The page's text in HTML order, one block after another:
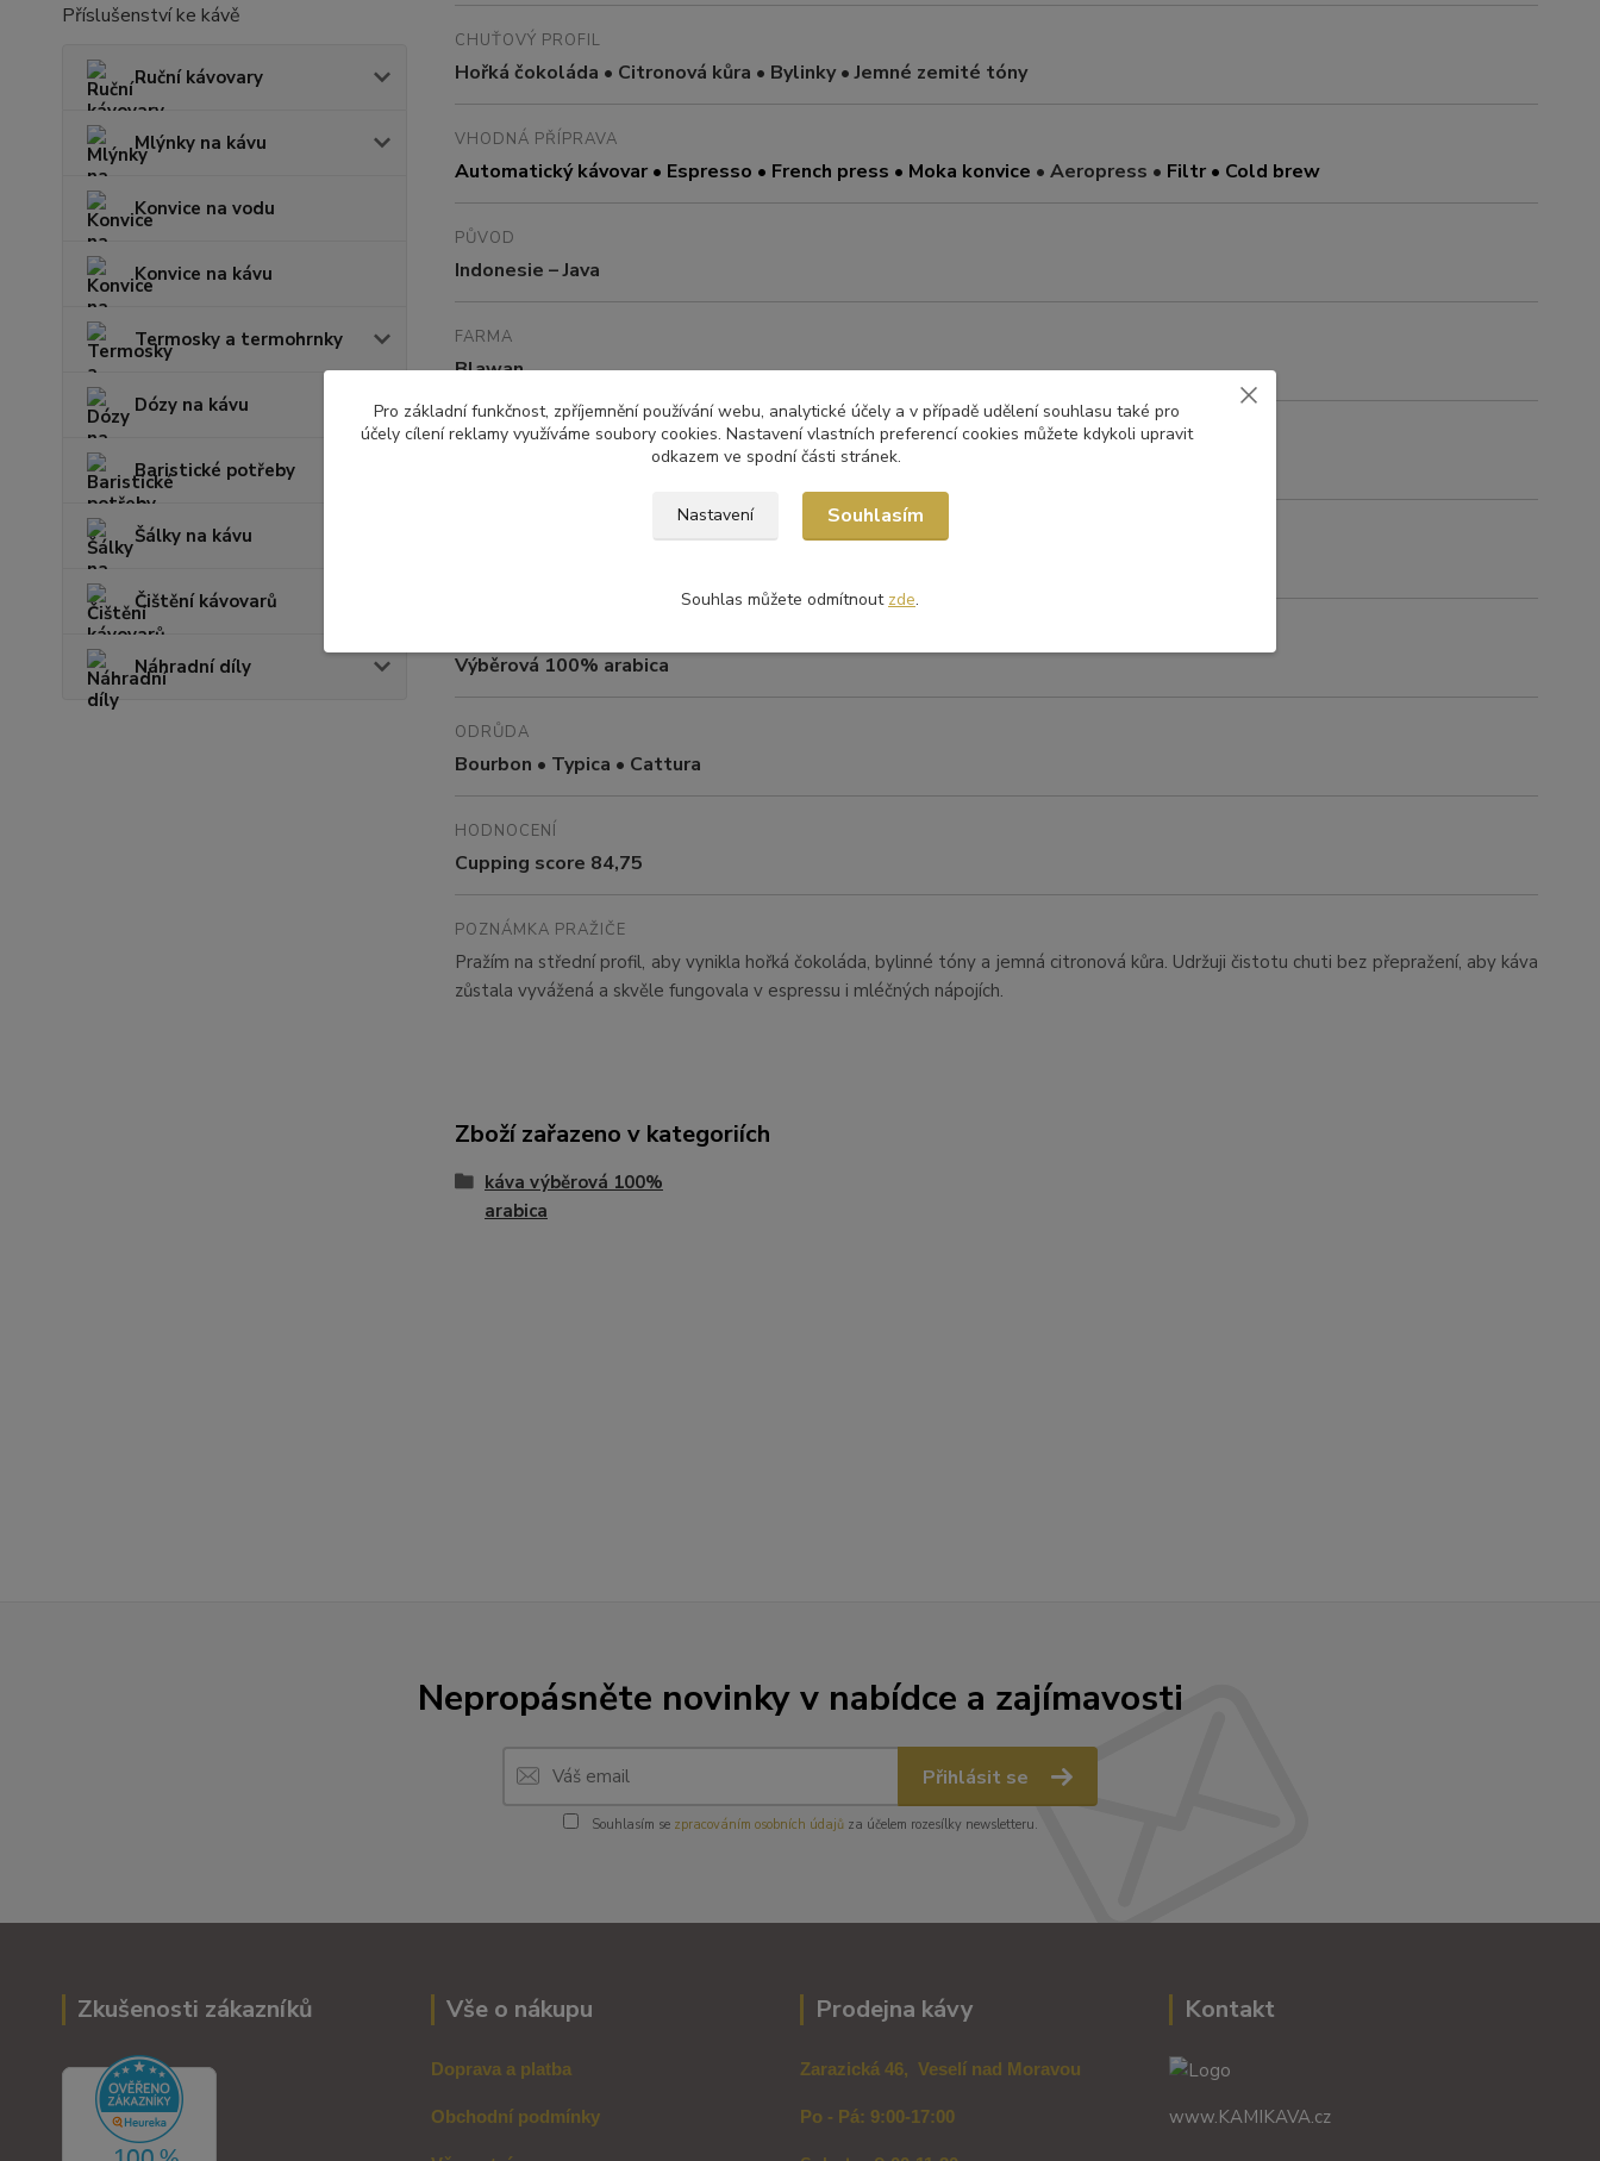
Příslušenství ke kávě
Ruční kávovary
Mlýnky na kávu
Konvice na vodu
Konvice na kávu
Termosky a termohrnky
Dózy na kávu
Baristické potřeby
Šálky na kávu
Čištění kávovarů
Náhradní díly
CHUŤOVÝ PROFIL
Hořká čokoláda • Citronová kůra • Bylinky • Jemné zemité tóny
VHODNÁ PŘÍPRAVA
Automatický kávovar • Espresso • French press • Moka konvice • Aeropress • Filtr • Cold brew
PŮVOD
Indonesie – Java
FARMA
Blawan
ZPRACOVÁNÍ
Výběrová 100% arabica
ODRŮDA
Bourbon • Typica • Cattura
HODNOCENÍ
Cupping score 84,75
POZNÁMKA PRAŽIČE
Pražím na střední profil, aby vynikla hořká čokoláda, bylinné tóny a jemná citronová kůra. Udržuji čistotu chuti bez přepražení, aby káva
zůstala vyvážená a skvěle fungovala v espressu i mléčných nápojích.
Zboží zařazeno v kategoriích
káva výběrová 100%
arabica
Nepropásněte novinky v nabídce a zajímavosti
Přihlásit se
Souhlasím se zpracováním osobních údajůza účelem rozesílky newsletteru.
Zkušenosti zákazníků Vše o nákupu
Doprava a platba
Obchodní podmínky
Prodejna kávy
Zarazická 46, Veselí nad Moravou
Po - Pá: 9:00-17:00
Kontakt
www.KAMIKAVA.cz
Pro základní funkčnost, zpříjemnění používání webu, analytické účely a v případě udělení souhlasu také pro
účely cílení reklamy využíváme soubory cookies. Nastavení vlastních preferencí cookies můžete kdykoli upravit
odkazem ve spodní části stránek.
Nastavení Souhlasím
Souhlas můžete odmítnout zde.